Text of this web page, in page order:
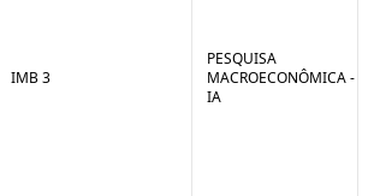
IMB 3
PESQUISA
MACROECONÔMICA -
IA